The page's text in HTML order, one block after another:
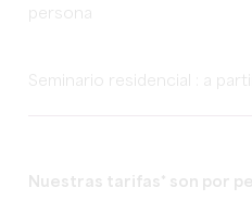
persona
Seminario residencial : a
Nuestras tarifas* son por